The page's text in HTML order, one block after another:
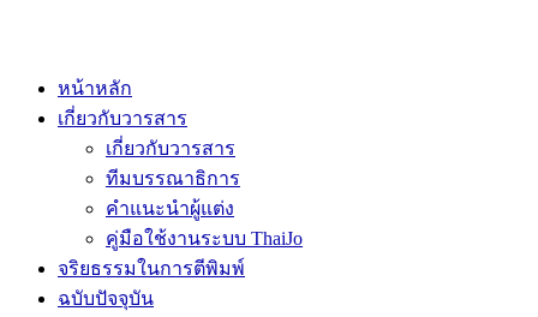
หน้าหลัก
เกี่ยวกับวารสาร
เกี่ยวกับวารสาร
ทีมบรรณาธิการ
คำแนะนำผู้แต่ง
คู่มือใช้งานระบบ ThaiJo
จริยธรรมในการตีพิมพ์
ฉบับปัจจุบัน